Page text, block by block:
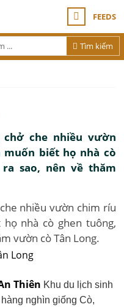
FEEDS
Tìm kiếm
che nhiều vườn
biết họ nhà cò
sao, nên về thăm
nhiều vườn chim ríu
nhà cò ghen tuông,
vườn cò Tân Long.
Thiên Khu du lịch sinh
nghìn giống Cò,